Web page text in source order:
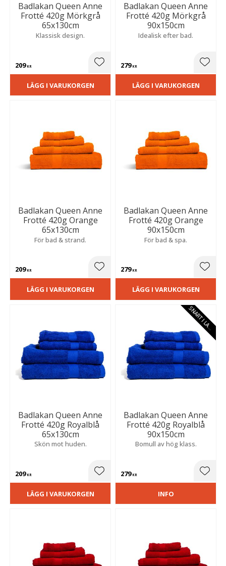
Badlakan Queen Anne
Frotté 420g Mörkgrå
65x130cm
Klassisk design.
209KR Lägg till i favoriter
LÄGG I VARUKORGEN
Badlakan Queen Anne
Frotté 420g Mörkgrå
90x150cm
Idealisk efter bad.
279KR
LÄGG I VARUKORGEN
Badlakan Queen Anne
Frotté 420g Orange
65x130cm
För bad & strand.
209KR Lägg till i favoriter
LÄGG I VARUKORGEN
Badlakan Queen Anne
Frotté 420g Orange
90x150cm
För bad & spa.
279KR
LÄGG I VARUKORGEN
Badlakan Queen Anne
Frotté 420g Royalblå
65x130cm
Skön mot huden.
209KR Lägg till i favoriter
LÄGG I VARUKORGEN
Badlakan Queen Anne
Frotté 420g Royalblå
90x150cm
Bomull av hög klass.
279KR
S
N
A
R
T
I
L
A
G
E
R
INFO